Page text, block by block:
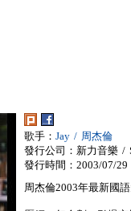
歌手： Jay / 周杰倫
發行公司：新力音樂 /
發行時間：2003/07/29
周杰倫2003年最新國